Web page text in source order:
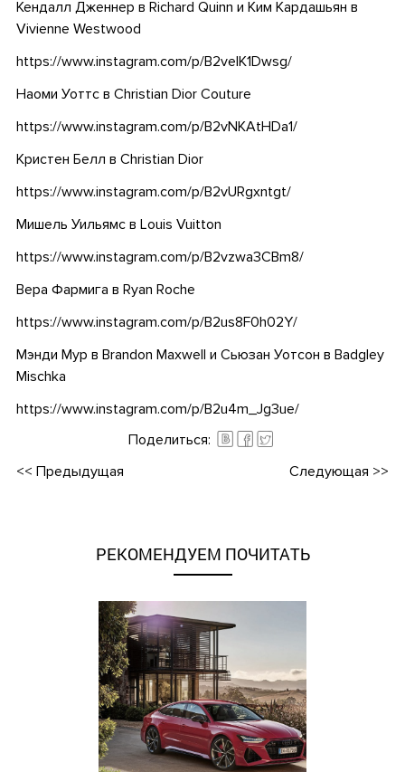
Кендалл Дженнер в Richard Quinn и Ким Кардашьян в
Vivienne Westwood
https://www.instagram.com/p/B2velK1Dwsg/
Наоми Уоттс в Christian Dior Couture
https://www.instagram.com/p/B2vNKAtHDa1/
Кристен Белл в Christian Dior
https://www.instagram.com/p/B2vURgxntgt/
Мишель Уильямс в Louis Vuitton
https://www.instagram.com/p/B2vzwa3CBm8/
Вера Фармига в Ryan Roche
https://www.instagram.com/p/B2us8F0h02Y/
Мэнди Мур в Brandon Maxwell и Сьюзан Уотсон в Badgley
Mischka
https://www.instagram.com/p/B2u4m_Jg3ue/
Поделиться:
<< Предыдущая Следующая >>
РЕКОМЕНДУЕМ ПОЧИТАТЬ